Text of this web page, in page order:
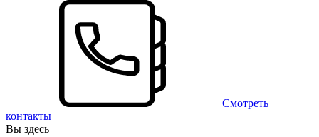
Смотреть
контакты
Вы здесь